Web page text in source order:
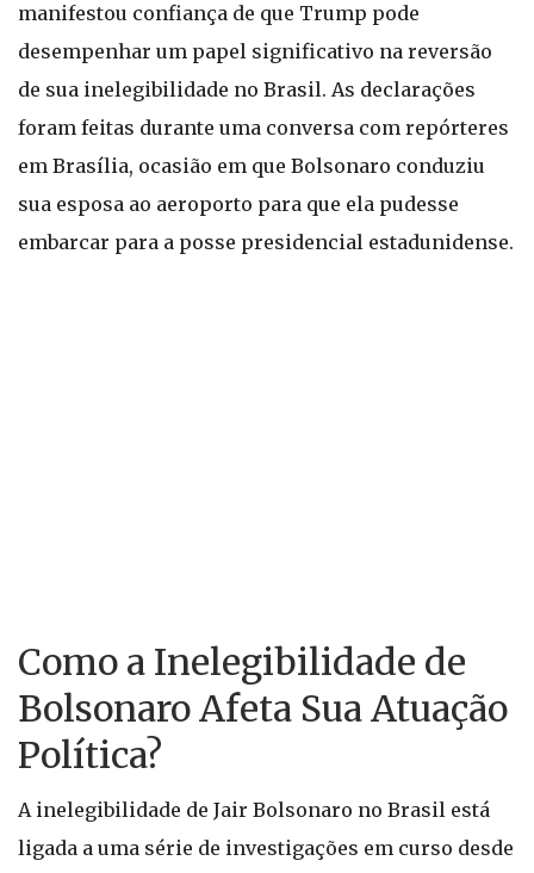
manifestou confiança de que Trump pode
desempenhar um papel significativo na reversão
de sua inelegibilidade no Brasil. As declarações
foram feitas durante uma conversa com repórteres
em Brasília, ocasião em que Bolsonaro conduziu
sua esposa ao aeroporto para que ela pudesse
embarcar para a posse presidencial estadunidense.
Como a Inelegibilidade de
Bolsonaro Afeta Sua Atuação
Política?
A inelegibilidade de Jair Bolsonaro no Brasil está
ligada a uma série de investigações em curso desde